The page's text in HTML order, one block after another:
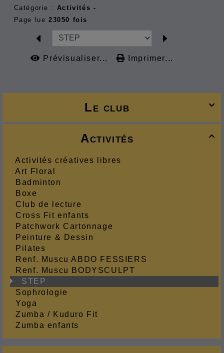

Le club

Activités
Activités créatives libres
Art Floral
Badminton
Boxe
Club de lecture
Cross Fit enfants
Patchwork Cartonnage
Peinture & Dessin
Pilates
Renf. Muscu ABDO FESSIERS
Renf. Muscu BODYSCULPT
STEP
Sophrologie
Yoga
Zumba / Kuduro Fit
Zumba enfants
Catégorie : Activités -
Page lue 23050 fois
Prévisualiser... Imprimer...